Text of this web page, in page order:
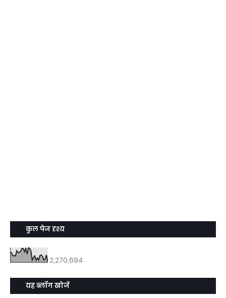
कुल पेज दृश्य
2,270,694
यह ब्लॉग खोजें